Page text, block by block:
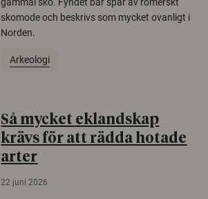
skomode och beskrivs som mycket ovanligt i
Norden.
Arkeologi
Så mycket eklandskap
krävs för att rädda hotade
arter
22 juni 2026